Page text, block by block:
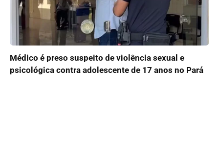
Médico é preso suspeito de violência sexual e
psicológica contra adolescente de 17 anos no Pará